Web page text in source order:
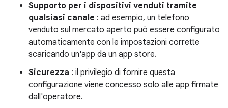
Supporto per i dispositivi venduti tramite
qualsiasi canale : ad esempio, un telefono
venduto sul mercato aperto può essere configurato
automaticamente con le impostazioni corrette
scaricando un'app da un app store.
Sicurezza : il privilegio di fornire questa
configurazione viene concesso solo alle app firmate
dall'operatore.